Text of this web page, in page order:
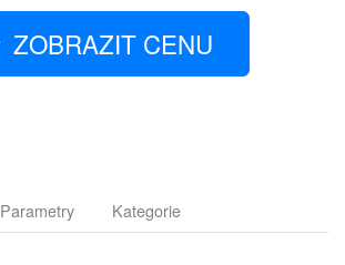
ZOBRAZIT CENU
Parametry Kategorie